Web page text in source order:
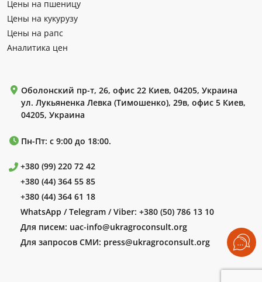
Цены на пшеницу
Цены на кукурузу
Цены на рапс
Аналитика цен
Оболонский пр-т, 26, офис 22 Киев, 04205, Украина
ул. Лукьяненка Левка (Тимошенко), 29в, офис 5 Киев,
04205, Украина
Пн-Пт: с 9:00 до 18:00.
+380 (99) 220 72 42
+380 (44) 364 55 85
+380 (44) 364 61 18
WhatsApp / Telegram / Viber: +380 (50) 786 13 10
Для писем: uac-info@ukragroconsult.org
Для запросов СМИ: press@ukragroconsult.org